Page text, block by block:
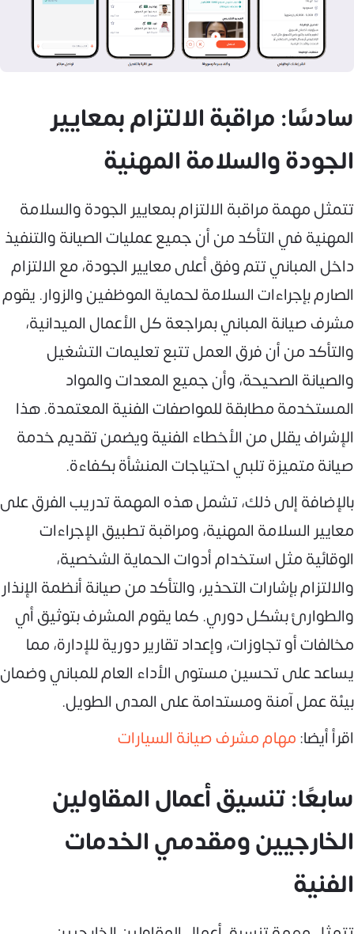
سادسًا: مراقبة الالتزام بمعايير
الجودة والسلامة المهنية
تتمثل مهمة مراقبة الالتزام بمعايير الجودة والسلامة
المهنية في التأكد من أن جميع عمليات الصيانة والتنفيذ
داخل المباني تتم وفق أعلى معايير الجودة، مع الالتزام
الصارم بإجراءات السلامة لحماية الموظفين والزوار. يقوم
مشرف صيانة المباني بمراجعة كل الأعمال الميدانية،
والتأكد من أن فرق العمل تتبع تعليمات التشغيل
والصيانة الصحيحة، وأن جميع المعدات والمواد
المستخدمة مطابقة للمواصفات الفنية المعتمدة. هذا
الإشراف يقلل من الأخطاء الفنية ويضمن تقديم خدمة
صيانة متميزة تلبي احتياجات المنشأة بكفاءة.
بالإضافة إلى ذلك، تشمل هذه المهمة تدريب الفرق على
معايير السلامة المهنية، ومراقبة تطبيق الإجراءات
الوقائية مثل استخدام أدوات الحماية الشخصية،
والالتزام بإشارات التحذير، والتأكد من صيانة أنظمة الإنذار
والطوارئ بشكل دوري. كما يقوم المشرف بتوثيق أي
مخالفات أو تجاوزات، وإعداد تقارير دورية للإدارة، مما
يساعد على تحسين مستوى الأداء العام للمباني وضمان
بيئة عمل آمنة ومستدامة على المدى الطويل.
اقرأ أيضا:مهام مشرف صيانة السيارات
سابعًا: تنسيق أعمال المقاولين
الخارجيين ومقدمي الخدمات
الفنية